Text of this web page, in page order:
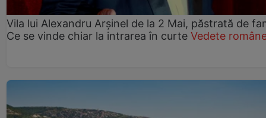
Vila lui Alexandru Arșinel de la 2 Mai, păstrată de
Ce se vinde chiar la intrarea în curte Vedete